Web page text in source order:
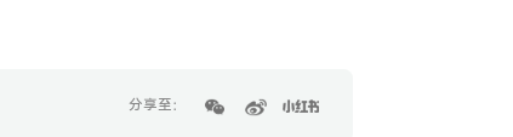
分享至：